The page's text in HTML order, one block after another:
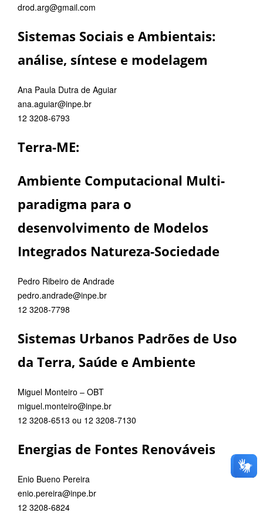
drod.arg@gmail.com
Sistemas Sociais e Ambientais:
análise, síntese e modelagem
Ana Paula Dutra de Aguiar
ana.aguiar@inpe.br
12 3208-6793
Terra-ME:
Ambiente Computacional Multi-
paradigma para o
desenvolvimento de Modelos
Integrados Natureza-Sociedade
Pedro Ribeiro de Andrade
pedro.andrade@inpe.br
12 3208-7798
Sistemas Urbanos Padrões de Uso
da Terra, Saúde e Ambiente
Miguel Monteiro – OBT
miguel.monteiro@inpe.br
12 3208-6513 ou 12 3208-7130
Energias de Fontes Renováveis
Enio Bueno Pereira
enio.pereira@inpe.br
12 3208-6824